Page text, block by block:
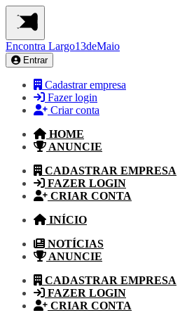
Encontra Largo13deMaio
Entrar
Cadastrar empresa
Fazer login
Criar conta
HOME
ANUNCIE
CADASTRAR EMPRESA
FAZER LOGIN
CRIAR CONTA
INÍCIO
NOTÍCIAS
ANUNCIE
CADASTRAR EMPRESA
FAZER LOGIN
CRIAR CONTA